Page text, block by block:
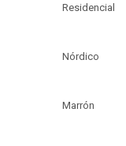
Residencial
Nórdico
Marrón